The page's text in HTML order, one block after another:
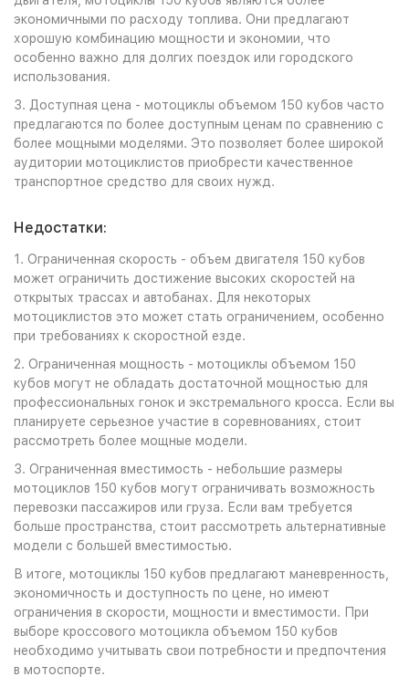
экономичными по расходу топлива. Они предлагают
хорошую комбинацию мощности и экономии, что
особенно важно для долгих поездок или городского
использования.
3. Доступная цена - мотоциклы объемом 150 кубов часто
предлагаются по более доступным ценам по сравнению с
более мощными моделями. Это позволяет более широкой
аудитории мотоциклистов приобрести качественное
транспортное средство для своих нужд.
Недостатки:
1. Ограниченная скорость - объем двигателя 150 кубов
может ограничить достижение высоких скоростей на
открытых трассах и автобанах. Для некоторых
мотоциклистов это может стать ограничением, особенно
при требованиях к скоростной езде.
2. Ограниченная мощность - мотоциклы объемом 150
кубов могут не обладать достаточной мощностью для
профессиональных гонок и экстремального кросса. Если вы
планируете серьезное участие в соревнованиях, стоит
рассмотреть более мощные модели.
3. Ограниченная вместимость - небольшие размеры
мотоциклов 150 кубов могут ограничивать возможность
перевозки пассажиров или груза. Если вам требуется
больше пространства, стоит рассмотреть альтернативные
модели с большей вместимостью.
В итоге, мотоциклы 150 кубов предлагают маневренность,
экономичность и доступность по цене, но имеют
ограничения в скорости, мощности и вместимости. При
выборе кроссового мотоцикла объемом 150 кубов
необходимо учитывать свои потребности и предпочтения
в мотоспорте.